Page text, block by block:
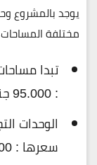
يوجد بالمشروع
مختلفة المساحات
: 95.000 جنية للمتر ( دور الارضي )
سعرها : 84.000 جنية للمتر